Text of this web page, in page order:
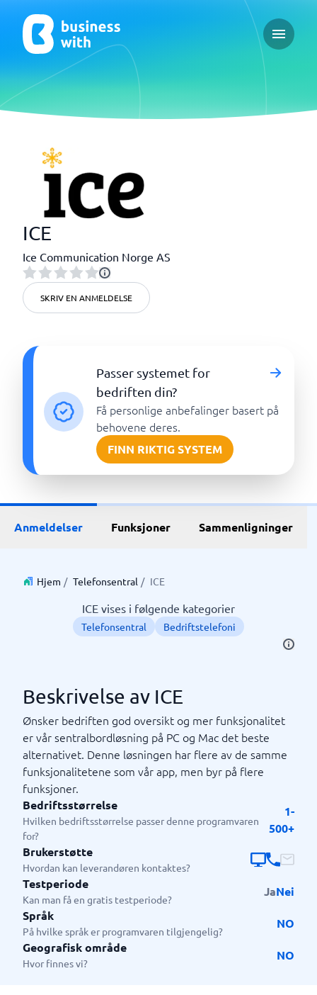
Open
ICE
Ice Communication Norge AS
SKRIV EN ANMELDELSE
Passer systemet for
bedriften din?
Få personlige anbefalinger basert på
behovene deres.
FINN RIKTIG SYSTEM
Anmeldelser Funksjoner Sammenligninger
Hjem / Telefonsentral / ICE
ICE vises i følgende kategorier
Telefonsentral Bedriftstelefoni
Beskrivelse av ICE
Ønsker bedriften god oversikt og mer funksjonalitet
er vår sentralbordløsning på PC og Mac det beste
alternativet. Denne løsningen har flere av de samme
funksjonalitetene som vår app, men byr på flere
funksjoner.
Bedriftsstørrelse
Hvilken bedriftsstørrelse passer denne programvaren
for?
1-
500+
Brukerstøtte
Hvordan kan leverandøren kontaktes?
Testperiode
Kan man få en gratis testperiode?
JaNei
Språk
På hvilke språk er programvaren tilgjengelig?
NO
Geografisk område
Hvor finnes vi?
NO